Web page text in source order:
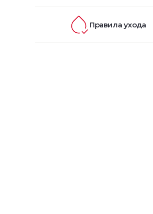
Правила ухода